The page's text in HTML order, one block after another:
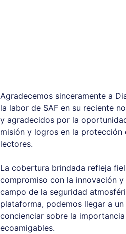
Agradecemos sinceramente a
la labor de SAF en su reciente
y agradecidos por la
misión y logros en la protección
lectores.
La cobertura brindada refleja
compromiso con la innovación
campo de la seguridad
plataforma, podemos llegar a
concienciar sobre la
ecoamigables.